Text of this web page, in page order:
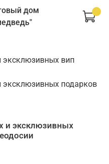
дом
эксклюзивных вип
эксклюзивных подарков
и эксклюзивных